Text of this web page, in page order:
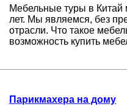
Мебельные туры в
лет. Мы являемся, без
отрасли. Что такое
возможность купить
Парикмахера на дому